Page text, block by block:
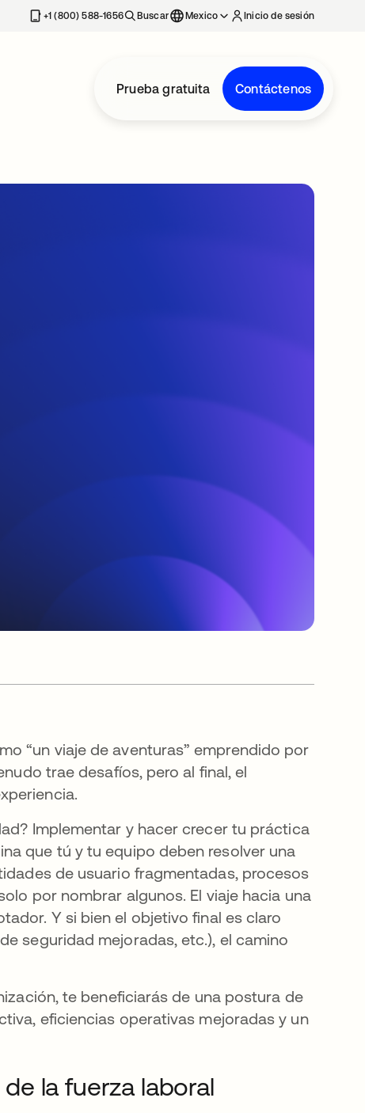
pestaña nueva+1 (800) 588-1656 Buscar Mexico Inicio de sesión
Prueba gratuita Contáctenos
“un viaje de aventuras” emprendido por
trae desafíos, pero al final, el
Implementar y hacer crecer tu práctica
que tú y tu equipo deben resolver una
de usuario fragmentadas, procesos
por nombrar algunos. El viaje hacia una
Y si bien el objetivo final es claro
seguridad mejoradas, etc.), el camino
te beneficiarás de una postura de
eficiencias operativas mejoradas y un
la fuerza laboral